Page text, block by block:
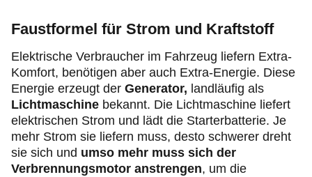
Faustformel für Strom und Kraftstoff
Elektrische Verbraucher im Fahrzeug liefern Extra-
Komfort, benötigen aber auch Extra-Energie. Diese
Energie erzeugt der Generator, landläufig als
Lichtmaschine bekannt. Die Lichtmaschine liefert
elektrischen Strom und lädt die Starterbatterie. Je
mehr Strom sie liefern muss, desto schwerer dreht
sie sich und umso mehr muss sich der
Verbrennungsmotor anstrengen, um die